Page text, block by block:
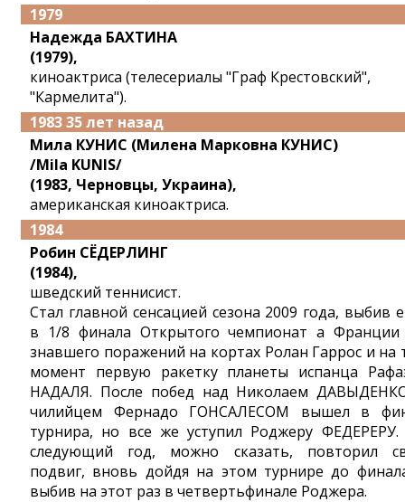
1979
Надежда БАХТИНА
(1979),
киноактриса (телесериалы "Граф Крестовский",
"Кармелита").
1983 35 лет назад
Мила КУНИС (Милена Марковна КУНИС)
/Mila KUNIS/
(1983, Черновцы, Украина),
американская киноактриса.
1984
Робин СЁДЕРЛИНГ
(1984),
шведский теннисист.
Стал главной сенсацией сезона 2009 года, выбив
в 1/8 финала Открытого чемпионат а
знавшего поражений на кортах Ролан Гаррос и на
момент первую ракетку планеты испанца
НАДАЛЯ. После побед над Николаем
чилийцем Фернадо ГОНСАЛЕСОМ вышел в
турнира, но все же уступил Роджеру
следующий год, можно сказать, повторил
подвиг, вновь дойдя на этом турнире до
выбив на этот раз в четвертьфинале Роджера.